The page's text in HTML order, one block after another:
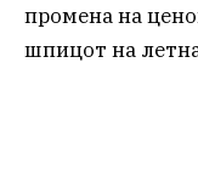
промена на
шпицот на